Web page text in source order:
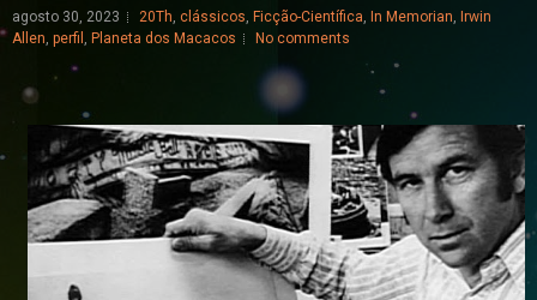
agosto 30, 2023 20Th, clássicos, Ficção-Científica, In Memorian, Irwin
Allen, perfil , Planeta dos Macacos No comments